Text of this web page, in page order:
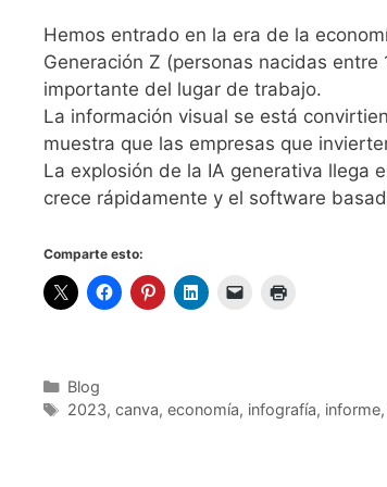
Hemos entrado en la era de la
Generación Z (personas nacidas
importante del lugar de trabajo.
La información visual se está
muestra que las empresas que
La explosión de la IA generativa llega
crece rápidamente y el software
Comparte esto:
Categorías
Blog
Etiquetas
2023, canva, economía, infografía, informe,